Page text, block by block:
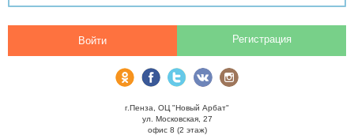
Регистрация
г.Пенза, ОЦ "Новый Арбат"
ул. Московская, 27
офис 8 (2 этаж)